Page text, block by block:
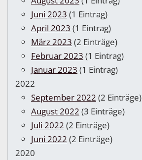
Juni 2023 (1 Eintrag)
April 2023 (1 Eintrag)
März 2023 (2 Einträge)
Februar 2023 (1 Eintrag)
Januar 2023 (1 Eintrag)
2022
September 2022 (2 Einträge)
August 2022 (3 Einträge)
Juli 2022 (2 Einträge)
Juni 2022 (2 Einträge)
2020